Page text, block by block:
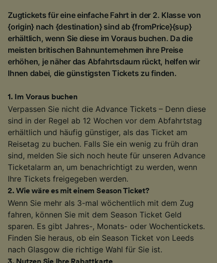
Zugtickets für eine einfache Fahrt in der 2. Klasse von
{origin} nach {destination} sind ab {fromPrice}{sup}
erhältlich, wenn Sie diese im Voraus buchen. Da die
meisten britischen Bahnunternehmen ihre Preise
erhöhen, je näher das Abfahrtsdaum rückt, helfen wir
Ihnen dabei, die günstigsten Tickets zu finden.
1. Im Voraus buchen
Verpassen Sie nicht die Advance Tickets – Denn diese
sind in der Regel ab 12 Wochen vor dem Abfahrtstag
erhältlich und häufig günstiger, als das Ticket am
Reisetag zu buchen. Falls Sie ein wenig zu früh dran
sind, melden Sie sich noch heute für unseren Advance
Ticketalarm an, um benachrichtigt zu werden, wenn
Ihre Tickets freigegeben werden.
2.Wie wäre es mit einem Season Ticket?
Wenn Sie mehr als 3-mal wöchentlich mit dem Zug
fahren, können Sie mit dem Season Ticket Geld
sparen. Es gibt Jahres-, Monats- oder Wochentickets.
Finden Sie heraus, ob ein Season Ticket von Leeds
nach Glasgow die richtige Wahl für Sie ist.
3. Nutzen Sie Ihre Rabattkarte